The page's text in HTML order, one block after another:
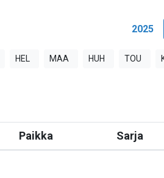
2025
HEL MAA HUH TOU
Paikka Sarja